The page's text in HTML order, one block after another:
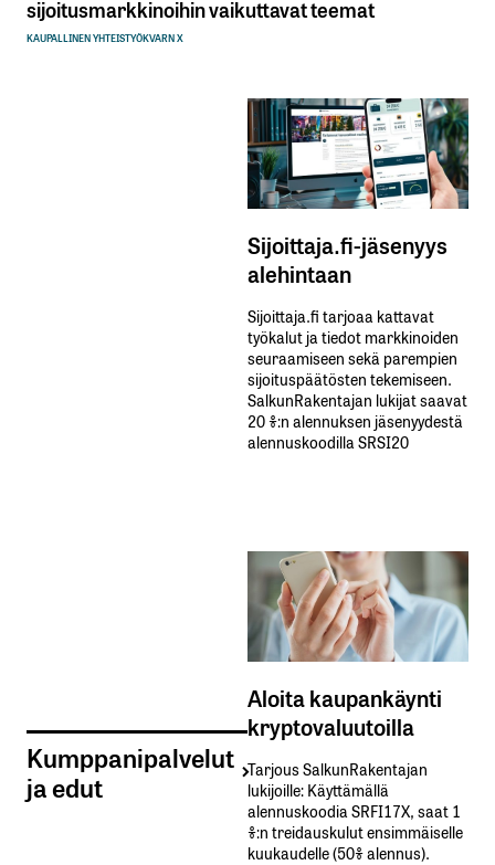
sijoitusmarkkinoihin vaikuttavat teemat
KAUPALLINEN YHTEISTYÖKVARN X
Kumppanipalvelut
ja edut
Sijoittaja.fi-jäsenyys
alehintaan
Sijoittaja.fi tarjoaa kattavat
työkalut ja tiedot markkinoiden
seuraamiseen sekä parempien
sijoituspäätösten tekemiseen.
SalkunRakentajan lukijat saavat
20 %:n alennuksen jäsenyydestä
alennuskoodilla SRSI20
Aloita kaupankäynti
kryptovaluutoilla
Tarjous SalkunRakentajan
lukijoille: Käyttämällä​ ​
alennuskoodia​ ​SRFI17X,​ ​saat​ ​1
%:n treidauskulut​ ​ensimmäiselle​ ​
kuukaudelle​ ​(50%​ ​alennus).